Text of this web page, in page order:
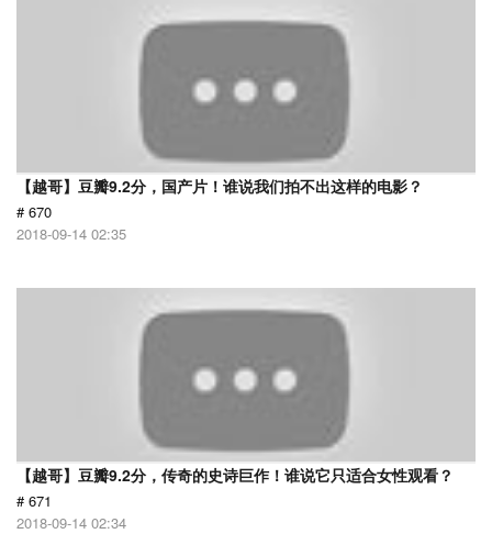
【越哥】豆瓣9.2分，国产片！谁说我们拍不出这样的电影？
# 670
2018-09-14 02:35
【越哥】豆瓣9.2分，传奇的史诗巨作！谁说它只适合女性观看？
# 671
2018-09-14 02:34